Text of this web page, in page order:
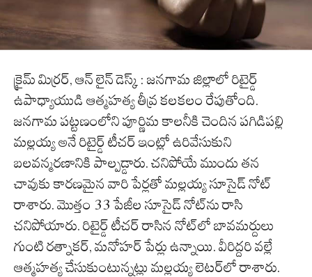
క్రైమ్ మిర్రర్, ఆన్ లైన్ డెస్క్ : జనగామ జిల్లాలో రిటైర్డ్
ఉపాధ్యాయుడి ఆత్మహత్య తీవ్ర కలకలం రేపుతోంది.
జనగామ పట్టణంలోని పూర్ణిమ కాలనీకి చెందిన పగిడిపల్లి
మల్లయ్య అనే రిటైర్డ్ టీచర్ ఇంట్లో ఉరివేసుకుని
బలవన్మరణానికి పాల్పడ్డారు. చనిపోయే ముందు తన
చావుకు కారణమైన వారి పేర్లతో మల్లయ్య సూసైడ్ నోట్
రాశారు. మొత్తం 33 పేజీల సూసైడ్ నోట్‌ను రాసి
చనిపోయారు. రిటైర్డ్ టీచర్ రాసిన నోట్‌లో బావమర్దులు
గుంటి రత్నాకర్, మనోహర్ పేర్లు ఉన్నాయి. వీరిద్దరి వల్లే
ఆత్మహత్య చేసుకుంటున్నట్లు మల్లయ్య లెటర్‌లో రాశారు.